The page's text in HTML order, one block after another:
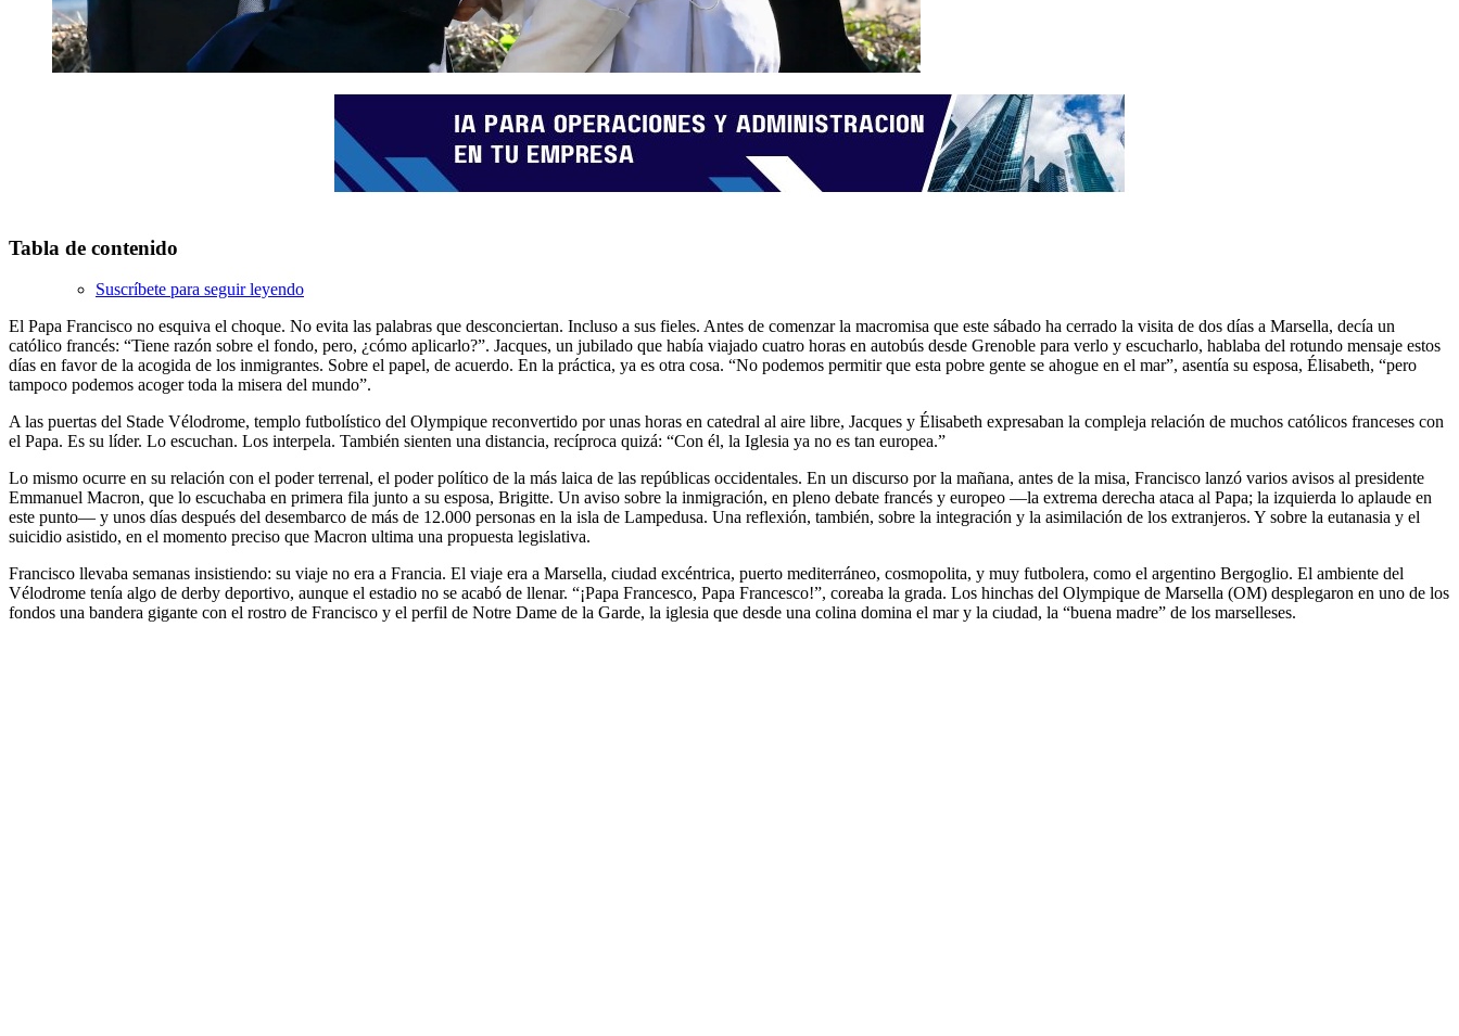
Tabla de contenido
Suscríbete para seguir leyendo
El Papa Francisco no esquiva el choque. No evita las palabras que desconciertan. Incluso a sus fieles. Antes de comenzar la macromisa que este sábado ha cerrado la visita de dos días a Marsella, decía un
católico francés: “Tiene razón sobre el fondo, pero, ¿cómo aplicarlo?”. Jacques, un jubilado que había viajado cuatro horas en autobús desde Grenoble para verlo y escucharlo, hablaba del rotundo mensaje estos
días en favor de la acogida de los inmigrantes. Sobre el papel, de acuerdo. En la práctica, ya es otra cosa. “No podemos permitir que esta pobre gente se ahogue en el mar”, asentía su esposa, Élisabeth, “pero
tampoco podemos acoger toda la misera del mundo”.
A las puertas del Stade Vélodrome, templo futbolístico del Olympique reconvertido por unas horas en catedral al aire libre, Jacques y Élisabeth expresaban la compleja relación de muchos católicos franceses con
el Papa. Es su líder. Lo escuchan. Los interpela. También sienten una distancia, recíproca quizá: “Con él, la Iglesia ya no es tan europea.”
Lo mismo ocurre en su relación con el poder terrenal, el poder político de la más laica de las repúblicas occidentales. En un discurso por la mañana, antes de la misa, Francisco lanzó varios avisos al presidente
Emmanuel Macron, que lo escuchaba en primera fila junto a su esposa, Brigitte. Un aviso sobre la inmigración, en pleno debate francés y europeo —la extrema derecha ataca al Papa; la izquierda lo aplaude en
este punto— y unos días después del desembarco de más de 12.000 personas en la isla de Lampedusa. Una reflexión, también, sobre la integración y la asimilación de los extranjeros. Y sobre la eutanasia y el
suicidio asistido, en el momento preciso que Macron ultima una propuesta legislativa.
Francisco llevaba semanas insistiendo: su viaje no era a Francia. El viaje era a Marsella, ciudad excéntrica, puerto mediterráneo, cosmopolita, y muy futbolera, como el argentino Bergoglio. El ambiente del
Vélodrome tenía algo de derby deportivo, aunque el estadio no se acabó de llenar. “¡Papa Francesco, Papa Francesco!”, coreaba la grada. Los hinchas del Olympique de Marsella (OM) desplegaron en uno de los
fondos una bandera gigante con el rostro de Francisco y el perfil de Notre Dame de la Garde, la iglesia que desde una colina domina el mar y la ciudad, la “buena madre” de los marselleses.